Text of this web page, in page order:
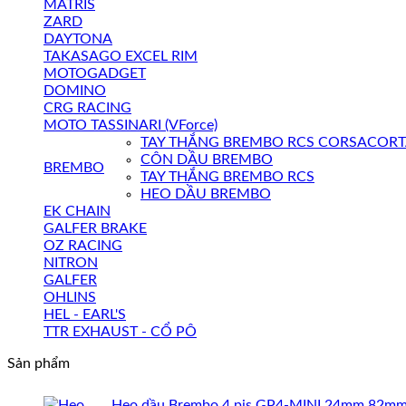
MATRIS
ZARD
DAYTONA
TAKASAGO EXCEL RIM
MOTOGADGET
DOMINO
CRG RACING
MOTO TASSINARI (VForce)
BREMBO
TAY THẮNG BREMBO RCS
CÔN DẦU BREMBO
TAY THẮNG BREMBO RCS
HEO DẦU BREMBO
EK CHAIN
GALFER BRAKE
OZ RACING
NITRON
GALFER
OHLINS
HEL - EARL'S
TTR EXHAUST - CỔ PÔ
Sản phẩm